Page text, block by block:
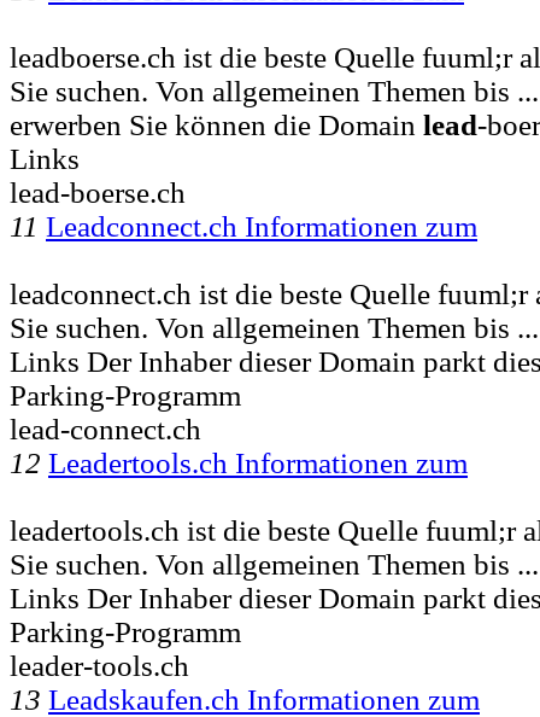
leadboerse.ch ist die beste Quelle fuuml;r
Sie suchen. Von allgemeinen Themen bis
erwerben Sie können die Domain lead-
Links
lead-boerse.ch
11 Leadconnect.ch Informationen zum
leadconnect.ch ist die beste Quelle
Sie suchen. Von allgemeinen Themen bis
Links Der Inhaber dieser Domain parkt
Parking-Programm
lead-connect.ch
12 Leadertools.ch Informationen zum
leadertools.ch ist die beste Quelle fuuml;r
Sie suchen. Von allgemeinen Themen bis
Links Der Inhaber dieser Domain parkt
Parking-Programm
leader-tools.ch
13 Leadskaufen.ch Informationen zum